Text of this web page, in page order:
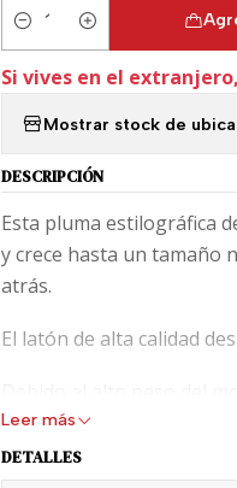
Cantidad
Si vives en el
Mostrar stock de
DESCRIPCIÓN
Esta pluma estilográfica
y crece hasta un tamaño
atrás.
El latón de alta calidad
el papel por sí solo. Esto
cómoda.
Leer más
DETALLES